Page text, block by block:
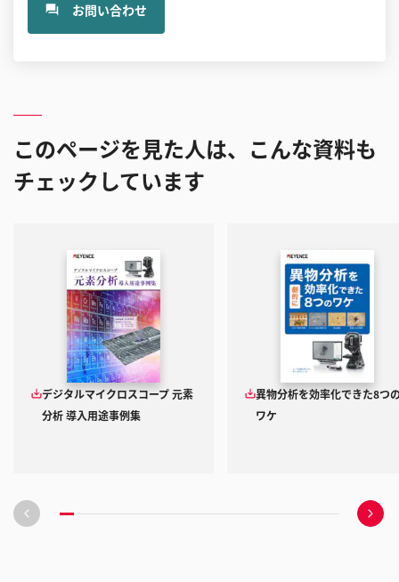
お問い合わせ
このページを見た人は、こんな資料も
チェックしています
デジタルマイクロスコープ 元素
分析 導入用途事例集
異物分析を効率化できた8つ
ワケ
前
次